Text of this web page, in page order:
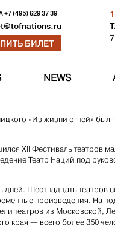
+7 (495) 629 37 39
БИЛЕТ
NEWS
«Из жизни огней» был
XII Фестиваль театров
Театр Наций под
дней. Шестнадцать театров
произведения. На
театров из Московской,
края — всего более 350